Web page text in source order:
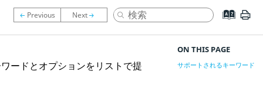
ードとオプションをリストで提
ON THIS PAGE
サポートされるキーワード